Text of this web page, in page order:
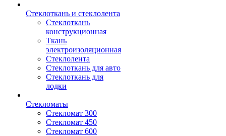
Стеклоткань и стеклолента
Стеклоткань
конструкционная
Ткань
электроизоляционная
Стеклолента
Стеклоткань для авто
Стеклоткань для
лодки
Стекломаты
Стекломат 300
Стекломат 450
Стекломат 600